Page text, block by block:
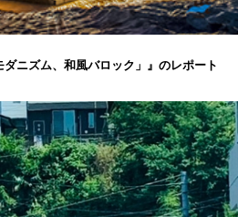
ダニズム、和風バロック」』のレポート